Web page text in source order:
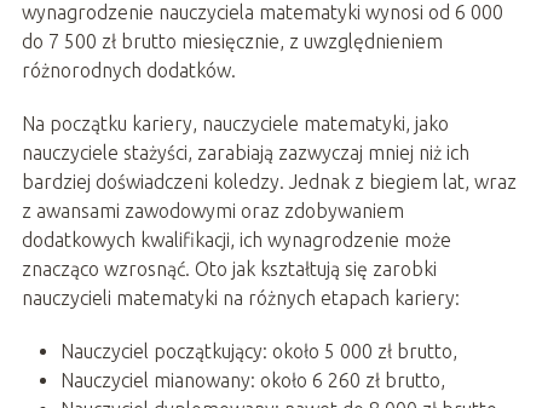
wynagrodzenie nauczyciela matematyki wynosi od 6 000
do 7 500 zł brutto miesięcznie, z uwzględnieniem
różnorodnych dodatków.
Na początku kariery, nauczyciele matematyki, jako
nauczyciele stażyści, zarabiają zazwyczaj mniej niż ich
bardziej doświadczeni koledzy. Jednak z biegiem lat, wraz
z awansami zawodowymi oraz zdobywaniem
dodatkowych kwalifikacji, ich wynagrodzenie może
znacząco wzrosnąć. Oto jak kształtują się zarobki
nauczycieli matematyki na różnych etapach kariery:
Nauczyciel początkujący: około 5 000 zł brutto,
Nauczyciel mianowany: około 6 260 zł brutto,